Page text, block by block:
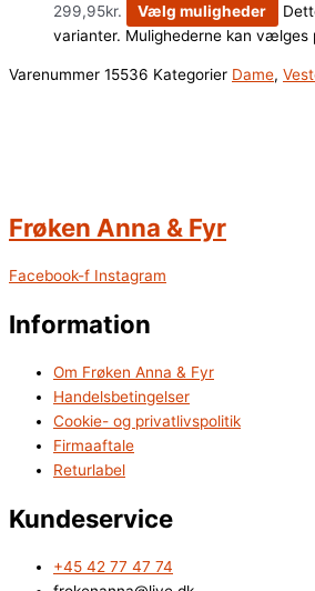
299,95kr. Vælg muligheder
varianter. Mulighederne kan vælges
Varenummer 15536 Kategorier Dame,
Frøken Anna & Fyr
Facebook-f Instagram
Information
Om Frøken Anna & Fyr
Handelsbetingelser
Cookie- og privatlivspolitik
Firmaaftale
Returlabel
Kundeservice
+45 42 77 47 74